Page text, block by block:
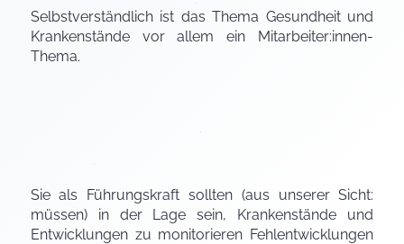
Selbstverständlich ist das Thema Gesundheit und
Krankenstände vor allem ein Mitarbeiter:innen-
Thema.
Sie als Führungskraft sollten (aus unserer Sicht:
müssen) in der Lage sein, Krankenstände und
Entwicklungen zu monitorieren Fehlentwicklungen